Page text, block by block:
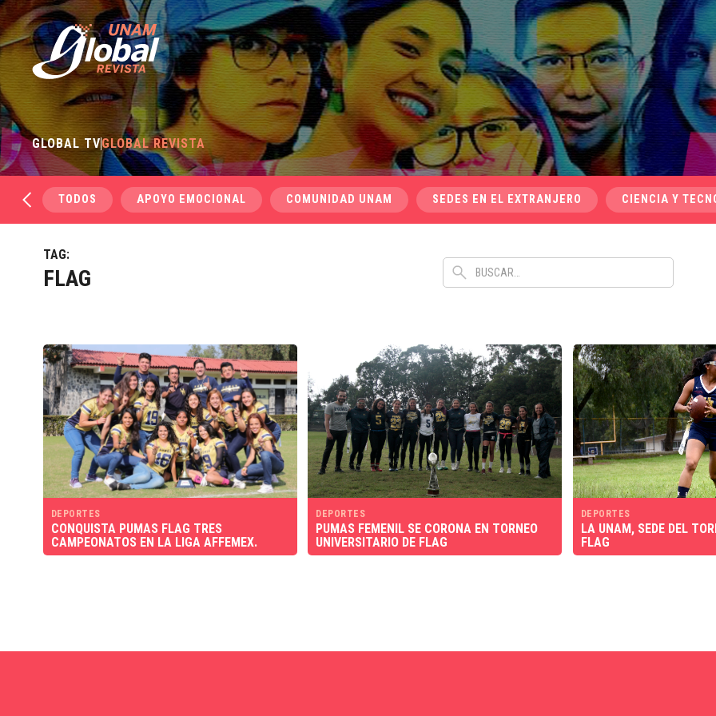
GLOBAL TVGLOBAL REVISTA
TODOS APOYO EMOCIONAL COMUNIDAD UNAM SEDES EN EL EXTRANJERO CIENCIA Y
TAG:
FLAG
DEPORTES
CONQUISTA PUMAS FLAG TRES
CAMPEONATOS EN LA LIGA AFFEMEX.
DEPORTES
PUMAS FEMENIL SE CORONA EN TORNEO
UNIVERSITARIO DE FLAG
DEPORTES
LA UNAM, SEDE DEL
FLAG